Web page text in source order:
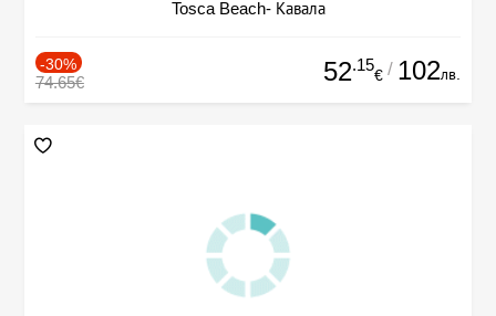
Tosca Beach- Кавала
-30%
74.65€ 52.15
€ / 102лв.